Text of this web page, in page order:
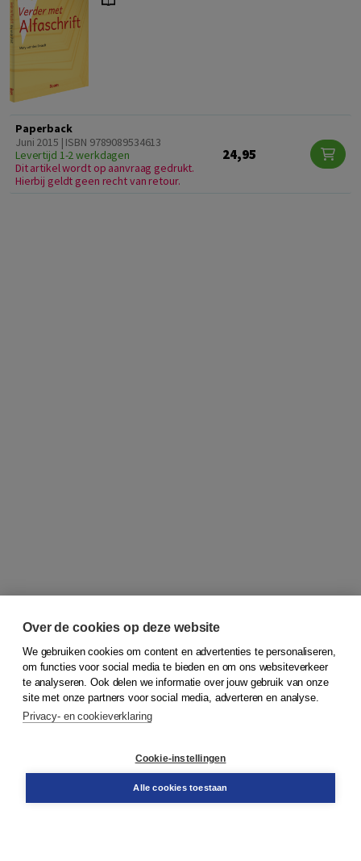
Paperback
Juni 2015 | ISBN 9789089534613
Levertijd 1-2 werkdagen
Dit artikel wordt op aanvraag gedrukt.
Hierbij geldt geen recht van retour.
24,95
© 2026Koninklijke Boom uitgevers
Bestellen
Over de cookies op deze website
We gebruiken cookies om content en advertenties te personaliseren,
om functies voor social media te bieden en om ons websiteverkeer
te analyseren. Ook delen we informatie over jouw gebruik van onze
site met onze partners voor social media, adverteren en analyse.
Privacy- en cookieverklaring
Cookie-instellingen
Alle cookies toestaan